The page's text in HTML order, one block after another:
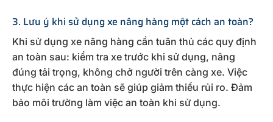
3. Lưu ý khi sử dụng xe nâng hàng một cách an toàn?
Khi sử dụng xe nâng hàng cần tuân thủ các quy định
an toàn sau: kiểm tra xe trước khi sử dụng, nâng
đúng tải trọng, không chở người trên càng xe. Việc
thực hiện các an toàn sẽ giúp giảm thiểu rủi ro. Đảm
bảo môi trường làm việc an toàn khi sử dụng.